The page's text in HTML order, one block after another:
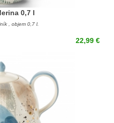
0,7 l
, objem 0,7 l.
22,99 €